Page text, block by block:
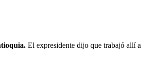
El expresidente dijo que trabajó allí a